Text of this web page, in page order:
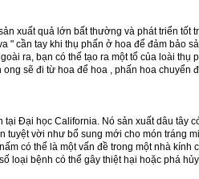
xuất quả lớn bất thường và phát triển tốt
" cần tay khi thụ phấn ở hoa để đảm bảo
ra, bạn có thể tạo ra một tổ của loài thụ
sẽ đi từ hoa để hoa , phấn hoa chuyển
Đại học California. Nó sản xuất dâu tây
vời như bổ sung mới cho món tráng
có thể là một vấn đề trong một nhà kính
loại bệnh có thể gây thiệt hại hoặc phá